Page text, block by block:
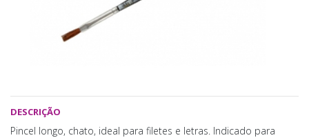
DESCRIÇÃO
Pincel longo, chato, ideal para filetes e letras. Indicado para